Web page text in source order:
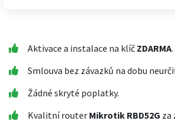
Aktivace a instalace na klíč ZDARMA.
Smlouva bez závazků na dobu
Žádné skryté poplatky.
Kvalitní router Mikrotik RBD52G za